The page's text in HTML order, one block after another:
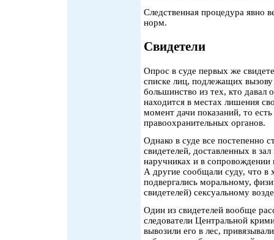
Следственная процедура явно
норм.
Свидетели
Опрос в суде первых же
списке лиц, подлежащих вызову
большинство из тех, кто давал
находится в местах лишения
момент дачи показаний, то
правоохранительных органов.
Однако в суде все постепенно
свидетелей, доставленных в
наручниках и в сопровождении
А другие сообщали суду, что в
подвергались моральному,
свидетелей) сексуальному
Один из свидетелей вообще
следователи Центральной
вывозили его в лес,